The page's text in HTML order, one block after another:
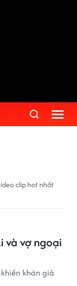
clip hot nhất
và vợ ngoại
khán giả